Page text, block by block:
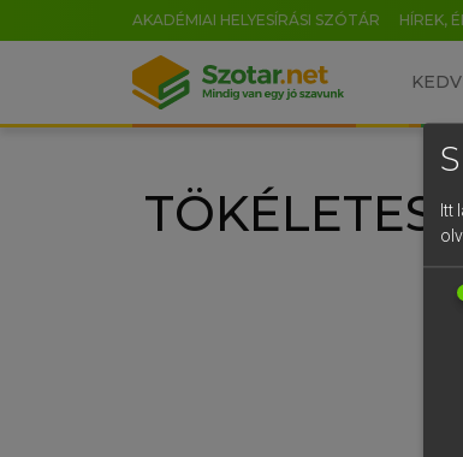
AKADÉMIAI HELYESÍRÁSI SZÓTÁR HÍREK,
Itt